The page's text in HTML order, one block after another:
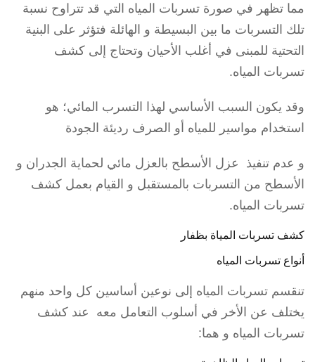
مما تظهر في صورة تسربات المياه التي قد تتراوح نسبة
تلك التسربات ما بين البسيطة و الهائلة فتؤثر على البنية
التحتية للمبنى في أغلب الأحيان وتحتاج إلى كشف
تسربات المياه.
وقد يكون السبب الأساسي لهذا التسرب المائي؛ هو
استخدام مواسير للمياه أو الصرف رديئة الجودة
و عدم تنفيذ عزل الأسطح بالعزل مائي لحماية الجدران و
الأسطح من التسربات بالمستقبل و القيام بعمل كشف
تسربات المياه.
كشف تسربات المياة بظفار
أنواع تسربات المياه
تنقسم تسربات المياه إلى نوعين أساسين كل واحد منهم
يختلف عن الأخر في أسلوب التعامل معه عند كشف
تسربات المياه و هما: